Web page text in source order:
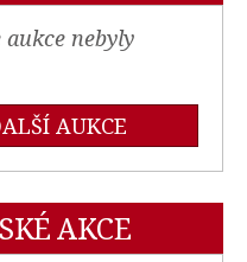
nebyly
AUKCE
AKCE